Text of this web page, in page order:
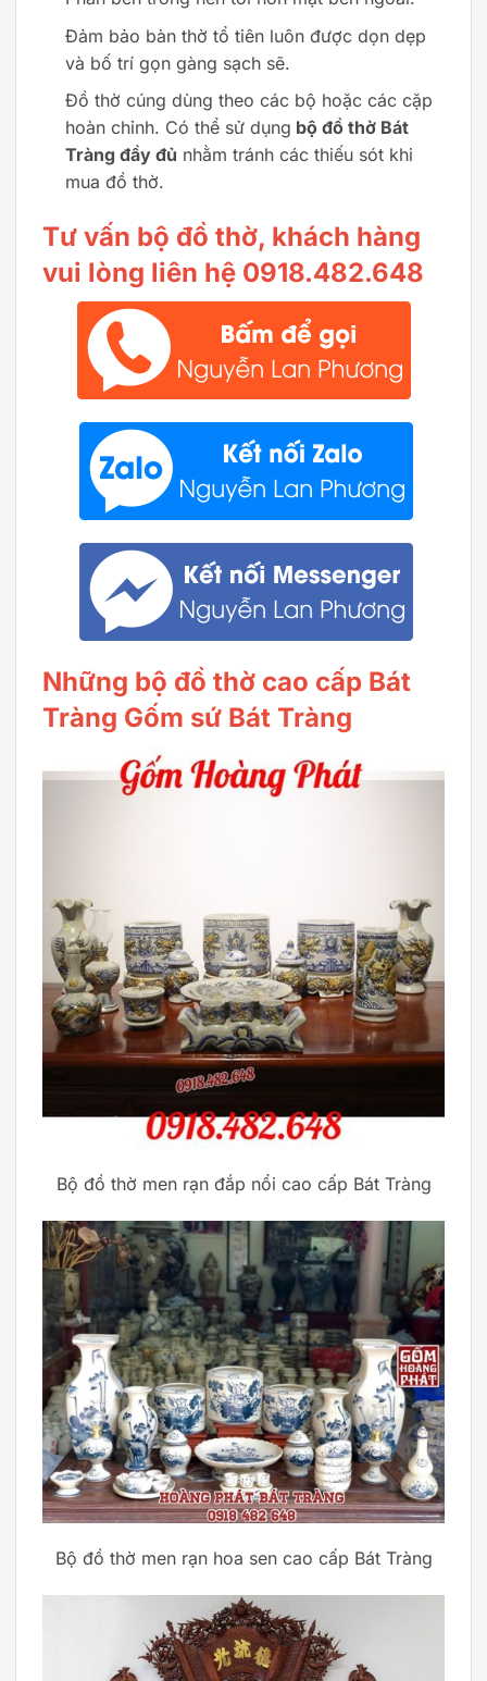
Đảm bảo bàn thờ tổ tiên luôn được dọn dẹp
và bố trí gọn gàng sạch sẽ.
Đồ thờ cúng dùng theo các bộ hoặc các cặp
hoàn chỉnh. Có thể sử dụng bộ đồ thờ Bát
Tràng đầy đủ nhằm tránh các thiếu sót khi
mua đồ thờ.
Tư vấn bộ đồ thờ, khách hàng
vui lòng liên hệ 0918.482.648
Những bộ đồ thờ cao cấp Bát
Tràng Gốm sứ Bát Tràng
Bộ đồ thờ men rạn đắp nổi cao cấp Bát Tràng
Bộ đồ thờ men rạn hoa sen cao cấp Bát Tràng